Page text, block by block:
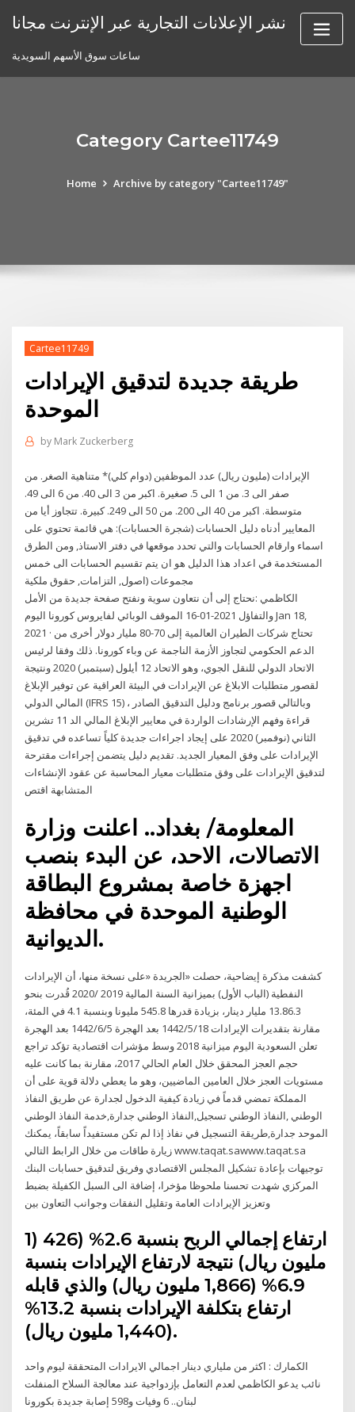
نشر الإعلانات التجارية عبر الإنترنت مجانا
ساعات سوق الأسهم السويدية
Category Cartee11749
Home Archive by category "Cartee11749"
Cartee11749
طريقة جديدة لتدقيق الإيرادات
الموحدة
by Mark Zuckerberg
الإيرادات (مليون ريال) عدد الموظفين (دوام كلي)* متناهية الصغر. من
صفر الى 3. من 1 الى 5. صغيرة. اكبر من 3 الى 40. من 6 الى 49.
متوسطة. اكبر من 40 الى 200. من 50 الى 249. كبيرة. تتجاوز أيا من
المعايير أدناه دليل الحسابات (شجرة الحسابات): هي قائمة تحتوي على
اسماء وارقام الحسابات والتي تحدد موقعها في دفتر الاستاذ, ومن الطرق
المستخدمة في اعداد هذا الدليل هو ان يتم تقسيم الحسابات الى خمس
مجموعات (اصول, التزامات, حقوق ملكية
الكاظمي :نحتاج إلى أن نتعاون سوية ونفتح صفحة جديدة من الأمل
والتفاؤل 2021-01-16 الموقف الوبائي لفايروس كورونا اليوم Jan 18,
2021 · تحتاج شركات الطيران العالمية إلى 70-80 مليار دولار أخرى من
الدعم الحكومي لتجاوز الأزمة الناجمة عن وباء كورونا. ذلك وفقا لرئيس
الاتحاد الدولي للنقل الجوي، وهو الاتحاد 12 أيلول (سبتمبر) 2020 ونتيجة
لقصور متطلبات الابلاغ عن الإيرادات في البيئة العراقية عن توفير الإبلاغ
المالي الدولي (IFRS 15) ، وبالتالي قصور برنامج ودليل التدقيق الصادر
قراءة وفهم الإرشادات الواردة في معايير الإبلاغ المالي الد 11 تشرين
الثاني (نوفمبر) 2020 على إيجاد اجراءات جديدة كلياً تساعده في تدقيق
الإيرادات على وفق المعيار الجديد. تقديم دليل يتضمن إجراءات مقترحة
لتدقيق الإيرادات على وفق متطلبات معيار المحاسبة عن عقود الإنشاءات
المتشابهة اقتص
المعلومة/ بغداد.. اعلنت وزارة
الاتصالات، الاحد، عن البدء بنصب
اجهزة خاصة بمشروع البطاقة
الوطنية الموحدة في محافظة
الديوانية.
كشفت مذكرة إيضاحية، حصلت «الجريدة «على نسخة منها، أن الإيرادات
النفطية (الباب الأول) بميزانية السنة المالية 2019 /2020 قُدرت بنحو
13.86.3 مليار دينار، بزيادة قدرها 545.8 مليونا وبنسبة 4.1 في المئة،
مقارنة بتقديرات الإيرادات 18‏‏/5‏‏/1442 بعد الهجرة 5‏‏/6‏‏/1442 بعد الهجرة
تعلن السعودية اليوم ميزانية 2018 وسط مؤشرات اقتصادية تؤكد تراجع
حجم العجز المحقق خلال العام الحالي 2017، مقارنة بما كانت عليه
مستويات العجز خلال العامين الماضيين، وهو ما يعطي دلالة قوية على أن
المملكة تمضي قدماً في زيادة كيفية الدخول لجدارة عن طريق النفاذ
الوطني ,النفاذ الوطني تسجيل,النفاذ الوطني جدارة,خدمة النفاذ الوطني
الموحد جدارة,طريقة التسجيل في نفاذ إذا لم تكن مستفيداً سابقاً، يمكنك
زيارة طاقات من خلال الرابط التالي www.taqat.sawww.taqat.sa
توجيهات بإعادة تشكيل المجلس الاقتصادي وفريق لتدقيق حسابات البنك
المركزي شهدت تحسنا ملحوظا مؤخرا، إضافة الى السبل الكفيلة بضبط
وتعزيز الإيرادات العامة وتقليل النفقات وجوانب التعاون بين
1) ارتفاع إجمالي الربح بنسبة 2.6% (426
مليون ريال) نتيجة لارتفاع الإيرادات بنسبة
6.9% (1,866 مليون ريال) والذي قابله
ارتفاع بتكلفة الإيرادات بنسبة 13.2%
(1,440 مليون ريال).
الكمارك : اكثر من ملياري دينار اجمالي الايرادات المتحققة ليوم واحد
نائب يدعو الكاظمي لعدم التعامل بإزدواجية عند معالجة السلاح المنفلت
لبنان.. 6 وفيات و598 إصابة جديدة بكورونا